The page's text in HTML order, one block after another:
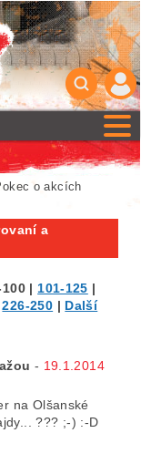
o akcích
a
100| 101-125 |
226-250 | Další
- 19.1.2014
na Olšanské
??? ;-) :-D